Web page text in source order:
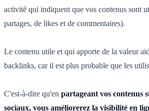
activité qui indiquent que vos contenus sont
partages, de likes et de commentaires).
Le contenu utile et qui apporte de la valeur
backlinks, car il est plus probable que les
C'est-à-dire qu'en partageant vos contenus
sociaux, vous améliorerez la visibilité en